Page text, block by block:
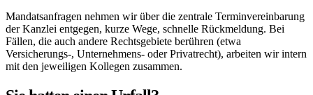
Mandatsanfragen nehmen wir über die zentrale Terminvereinbarung
der Kanzlei entgegen, kurze Wege, schnelle Rückmeldung. Bei
Fällen, die auch andere Rechtsgebiete berühren (etwa
Versicherungs-, Unternehmens- oder Privatrecht), arbeiten wir intern
mit den jeweiligen Kollegen zusammen.